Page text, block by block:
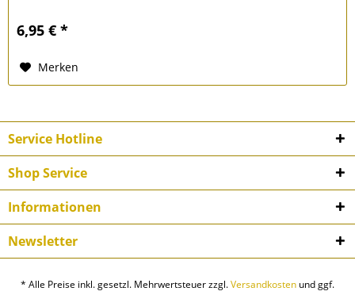
6,95 € *
Merken
Service Hotline
Shop Service
Informationen
Newsletter
* Alle Preise inkl. gesetzl. Mehrwertsteuer zzgl.Versandkosten und ggf.